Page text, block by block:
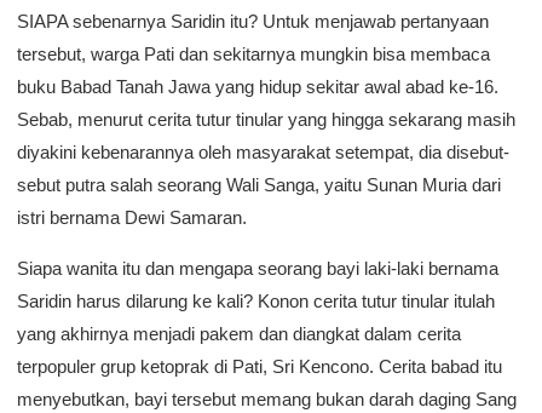
SIAPA sebenarnya Saridin itu? Untuk menjawab pertanyaan
tersebut, warga Pati dan sekitarnya mungkin bisa membaca
buku Babad Tanah Jawa yang hidup sekitar awal abad ke-16.
Sebab, menurut cerita tutur tinular yang hingga sekarang masih
diyakini kebenarannya oleh masyarakat setempat, dia disebut-
sebut putra salah seorang Wali Sanga, yaitu Sunan Muria dari
istri bernama Dewi Samaran.
Siapa wanita itu dan mengapa seorang bayi laki-laki bernama
Saridin harus dilarung ke kali? Konon cerita tutur tinular itulah
yang akhirnya menjadi pakem dan diangkat dalam cerita
terpopuler grup ketoprak di Pati, Sri Kencono. Cerita babad itu
menyebutkan, bayi tersebut memang bukan darah daging Sang